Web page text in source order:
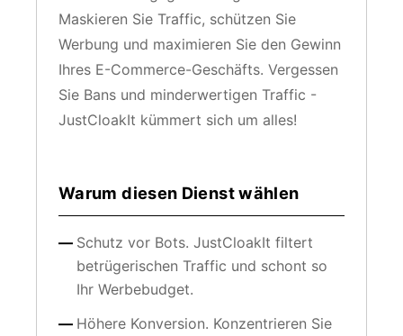
Maskieren Sie Traffic, schützen Sie
Werbung und maximieren Sie den Gewinn
Ihres E-Commerce-Geschäfts. Vergessen
Sie Bans und minderwertigen Traffic -
JustCloakIt kümmert sich um alles!
Warum diesen Dienst wählen
Schutz vor Bots. JustCloakIt filtert
betrügerischen Traffic und schont so
Ihr Werbebudget.
Höhere Konversion. Konzentrieren Sie